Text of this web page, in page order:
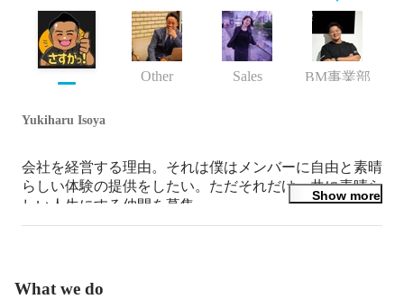
Other Sales BM事業部
Yukiharu Isoya
会社を経営する理由。それは僕はメンバーに自由と素晴
らしい体験の提供をしたい。ただそれだけ。共に素晴ら
しい人生にする仲間を募集
『全てのチームを史上最高に。』
Show more
What we do